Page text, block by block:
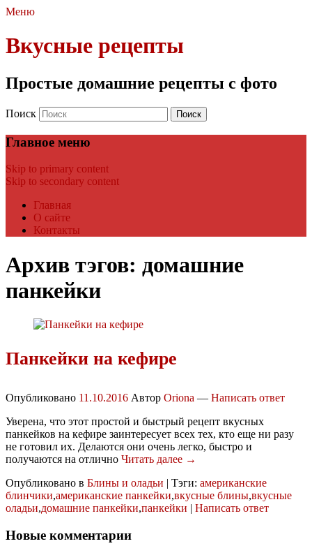
Меню
Вкусные рецепты
Простые домашние рецепты с фото
Поиск
Главное меню
Skip to primary content
Skip to secondary content
Главная
О сайте
Контакты
Архив тэгов: домашние
панкейки
Панкейки на кефире
Опубликовано 11.10.2016 Автор Oriona — Написать ответ
Уверена, что этот простой и быстрый рецепт вкусных
панкейков на кефире заинтересует всех тех, кто еще ни разу
не готовил их. Делаются они очень легко, быстро и
получаются на отлично Читать далее →
Опубликовано в Блины и оладьи | Тэги: американские
блинчики,американские панкейки,вкусные блины,вкусные
оладьи,домашние панкейки,панкейки | Написать ответ
Новые комментарии